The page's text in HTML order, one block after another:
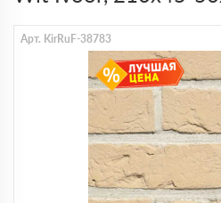
Арт. KirRuF-38783